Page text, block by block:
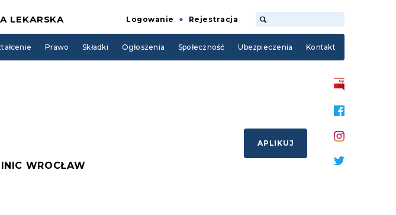
LEKARSKA Logowanie Rejestracja
Prawo Składki Ogłoszenia Społeczność Ubezpieczenia Kontakt
WROCŁAW
APLIKUJ